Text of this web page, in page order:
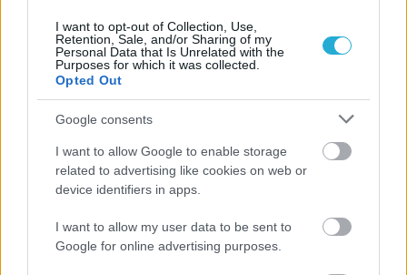
I want to opt-out of Collection, Use,
Retention, Sale, and/or Sharing of my
Personal Data that Is Unrelated with the
Purposes for which it was collected.
Opted Out
Google consents
I want to allow Google to enable storage
related to advertising like cookies on web or
device identifiers in apps.
I want to allow my user data to be sent to
Google for online advertising purposes.
Aκολουθήστε μας